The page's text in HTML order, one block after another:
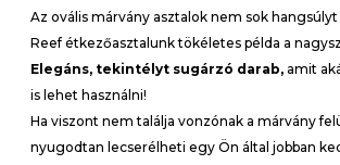
Az ovális márvány asztalok nem sok
Reef étkezőasztalunk tökéletes példa a
Elegáns, tekintélyt sugárzó darab,amit
is lehet használni!
Ha viszont nem találja vonzónak a márvány
nyugodtan lecserélheti egy Ön által jobban